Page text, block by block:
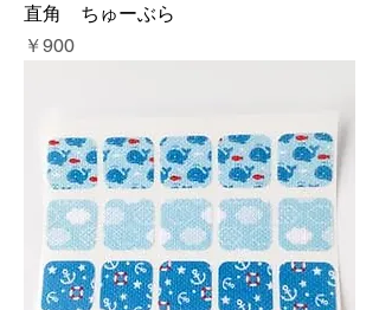
直角 ちゅーぶら
価格
￥900